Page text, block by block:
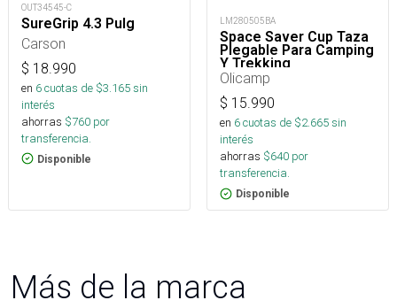
OUT34545-C
SureGrip 4.3 Pulg
Carson
$ 18.990
en 6cuotas de $3.165sin
interés
ahorras $760 por
transferencia.
Disponible
LM280505BA
Space Saver Cup Taza
Plegable Para Camping
Y Trekking
Olicamp
$ 15.990
en 6cuotas de $2.665sin
interés
ahorras $640 por
transferencia.
Disponible
Más de la marca